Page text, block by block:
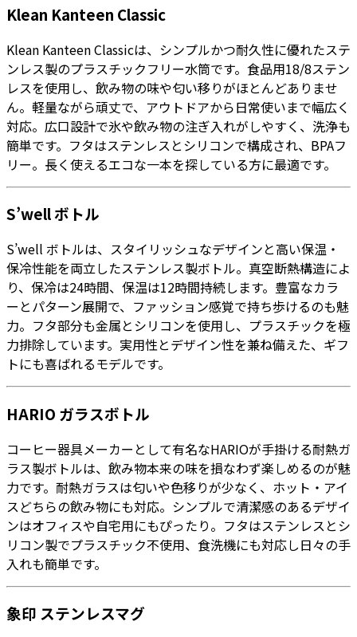
Klean Kanteen Classic
Klean Kanteen Classicは、シンプルかつ耐久性に優れたステ
ンレス製のプラスチックフリー水筒です。食品用18/8ステン
レスを使用し、飲み物の味や匂い移りがほとんどありませ
ん。軽量ながら頑丈で、アウトドアから日常使いまで幅広く
対応。広口設計で氷や飲み物の注ぎ入れがしやすく、洗浄も
簡単です。フタはステンレスとシリコンで構成され、BPAフ
リー。長く使えるエコな一本を探している方に最適です。
S’well ボトル
S’well ボトルは、スタイリッシュなデザインと高い保温・
保冷性能を両立したステンレス製ボトル。真空断熱構造によ
り、保冷は24時間、保温は12時間持続します。豊富なカラ
ーとパターン展開で、ファッション感覚で持ち歩けるのも魅
力。フタ部分も金属とシリコンを使用し、プラスチックを極
力排除しています。実用性とデザイン性を兼ね備えた、ギフ
トにも喜ばれるモデルです。
HARIO ガラスボトル
コーヒー器具メーカーとして有名なHARIOが手掛ける耐熱ガ
ラス製ボトルは、飲み物本来の味を損なわず楽しめるのが魅
力です。耐熱ガラスは匂いや色移りが少なく、ホット・アイ
スどちらの飲み物にも対応。シンプルで清潔感のあるデザイ
ンはオフィスや自宅用にもぴったり。フタはステンレスとシ
リコン製でプラスチック不使用、食洗機にも対応し日々の手
入れも簡単です。
象印 ステンレスマグ